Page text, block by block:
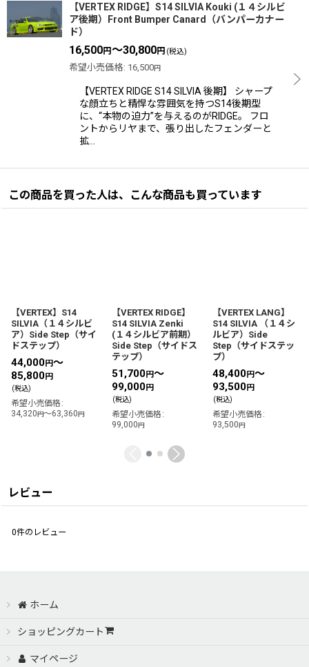
【VERTEX RIDGE】S14 SILVIA Kouki (１４シルビ
ア後期）Front Bumper Canard（バンパーカナー
ド）
16,500円～30,800円 (税込)
希望小売価格: 16,500円
【VERTEX RIDGE S14 SILVIA 後期】 シャープ
な顔立ちと精悍な雰囲気を持つS14後期型
に、“本物の迫力”を与えるのがRIDGE。 フロ
ントからリヤまで、張り出したフェンダーと
拡…
この商品を買った人は、こんな商品も買っています
【VERTEX】S14
SILVIA（１４シルビ
ア）Side Step（サイ
ドステップ）
44,000円～
85,800円
(税込)
希望小売価格 :
34,320円～63,360円
【VERTEX RIDGE】
S14 SILVIA Zenki
(１４シルビア前期）
Side Step（サイドス
テップ）
51,700円～
99,000円
(税込)
希望小売価格 :
99,000円
【VERTEX LANG】
S14 SILVIA （１４シ
ルビア）Side
Step（サイドステッ
プ）
48,400円～
93,500円
(税込)
希望小売価格 :
93,500円
レビュー
0件のレビュー
ホーム
ショッピングカート
マイページ